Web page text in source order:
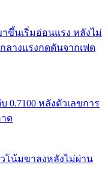
าขึ้นเริ่มอ่อนแรง หลังไม่
ลางแรงกดดันจากเฟด
0.7100 หลังตัวเลขการ
ด
โน้มขาลงหลังไม่ผ่าน